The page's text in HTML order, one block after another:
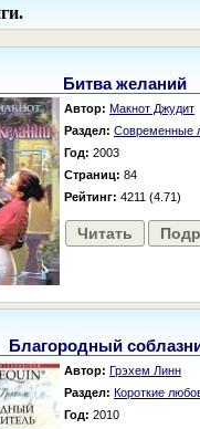
Битва желаний
Автор: Макнот Джудит
Раздел: Современные
Год: 2003
Страниц: 84
Рейтинг: 4211 (4.71)
Читать
Благородный
Автор: Грэхем Линн
Раздел: Короткие
Год: 2010